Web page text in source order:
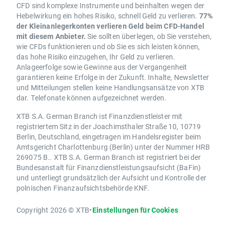
CFD sind komplexe Instrumente und beinhalten wegen der
Hebelwirkung ein hohes Risiko, schnell Geld zu verlieren. 77%
der Kleinanlegerkonten verlieren Geld beim CFD-Handel
mit diesem Anbieter. Sie sollten überlegen, ob Sie verstehen,
wie CFDs funktionieren und ob Sie es sich leisten können,
das hohe Risiko einzugehen, Ihr Geld zu verlieren.
Anlageerfolge sowie Gewinne aus der Vergangenheit
garantieren keine Erfolge in der Zukunft. Inhalte, Newsletter
und Mitteilungen stellen keine Handlungsansätze von XTB
dar. Telefonate können aufgezeichnet werden.
XTB S.A. German Branch ist Finanzdienstleister mit
registriertem Sitz in der Joachimsthaler Straße 10, 10719
Berlin, Deutschland, eingetragen im Handelsregister beim
Amtsgericht Charlottenburg (Berlin) unter der Nummer HRB
269075 B.. XTB S.A. German Branch ist registriert bei der
Bundesanstalt für Finanzdienstleistungsaufsicht (BaFin)
und unterliegt grundsätzlich der Aufsicht und Kontrolle der
polnischen Finanzaufsichtsbehörde KNF.
Copyright 2026 © XTB•Einstellungen für Cookies